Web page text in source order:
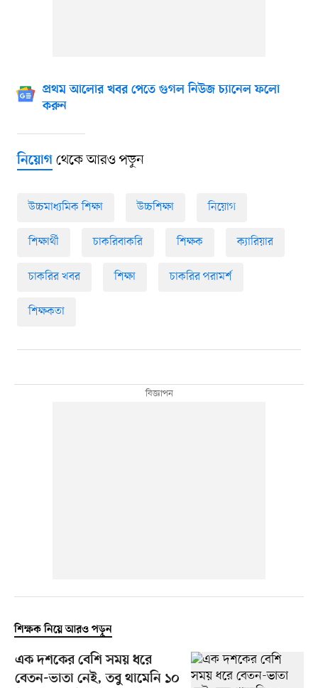
প্রথম আলোর খবর পেতে গুগল নিউজ চ্যানেল ফলো
করুন
নিয়োগথেকে আরও পড়ুন
উচ্চমাধ্যমিক শিক্ষা উচ্চশিক্ষা নিয়োগ
শিক্ষার্থী চাকরিবাকরি শিক্ষক ক্যারিয়ার
চাকরির খবর শিক্ষা চাকরির পরামর্শ
শিক্ষকতা
শিক্ষক নিয়ে আরও পড়ুন
এক দশকের বেশি সময় ধরে
বেতন-ভাতা নেই, তবু থামেনি ১০